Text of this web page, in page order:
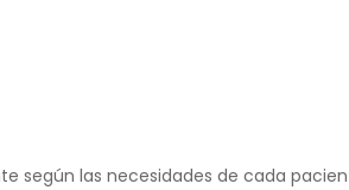
según las necesidades de cada